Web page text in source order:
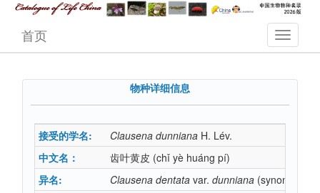
首页
物种详细信息
接受的学名: Clausena dunniana H. Lév.
中文名：
齿叶黄皮 (chǐ yè huáng pí)
异名:
Clausena dentata var. dunniana (synonym)